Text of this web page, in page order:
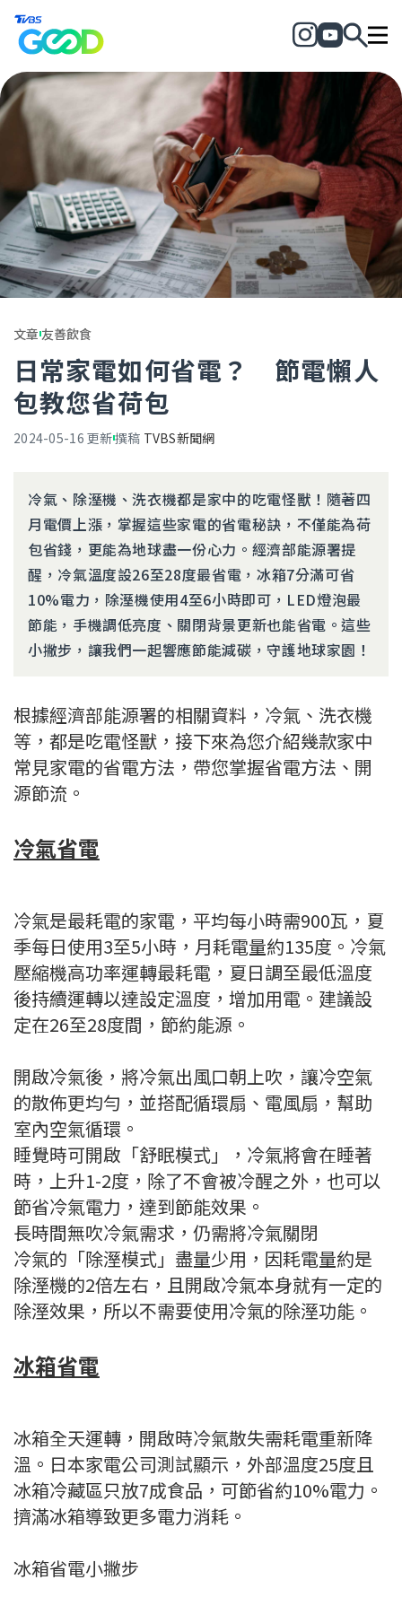
文章友善飲食
日常家電如何省電？ 節電懶人
包教您省荷包
2024-05-16 更新撰稿 TVBS新聞網
冷氣、除溼機、洗衣機都是家中的吃電怪獸！隨著四
月電價上漲，掌握這些家電的省電秘訣，不僅能為荷
包省錢，更能為地球盡一份心力。經濟部能源署提
醒，冷氣溫度設26至28度最省電，冰箱7分滿可省
10%電力，除溼機使用4至6小時即可，LED燈泡最
節能，手機調低亮度、關閉背景更新也能省電。這些
小撇步，讓我們一起響應節能減碳，守護地球家園！
根據經濟部能源署的相關資料，冷氣、洗衣機
等，都是吃電怪獸，接下來為您介紹幾款家中
常見家電的省電方法，帶您掌握省電方法、開
源節流。
冷氣省電
冷氣是最耗電的家電，平均每小時需900瓦，夏
季每日使用3至5小時，月耗電量約135度。冷氣
壓縮機高功率運轉最耗電，夏日調至最低溫度
後持續運轉以達設定溫度，增加用電。建議設
定在26至28度間，節約能源。
開啟冷氣後，將冷氣出風口朝上吹，讓冷空氣
的散佈更均勻，並搭配循環扇、電風扇，幫助
室內空氣循環。
睡覺時可開啟「舒眠模式」，冷氣將會在睡著
時，上升1-2度，除了不會被冷醒之外，也可以
節省冷氣電力，達到節能效果。
長時間無吹冷氣需求，仍需將冷氣關閉
冷氣的「除溼模式」盡量少用，因耗電量約是
除溼機的2倍左右，且開啟冷氣本身就有一定的
除溼效果，所以不需要使用冷氣的除溼功能。
冰箱省電
冰箱全天運轉，開啟時冷氣散失需耗電重新降
溫。日本家電公司測試顯示，外部溫度25度且
冰箱冷藏區只放7成食品，可節省約10%電力。
擠滿冰箱導致更多電力消耗。
冰箱省電小撇步